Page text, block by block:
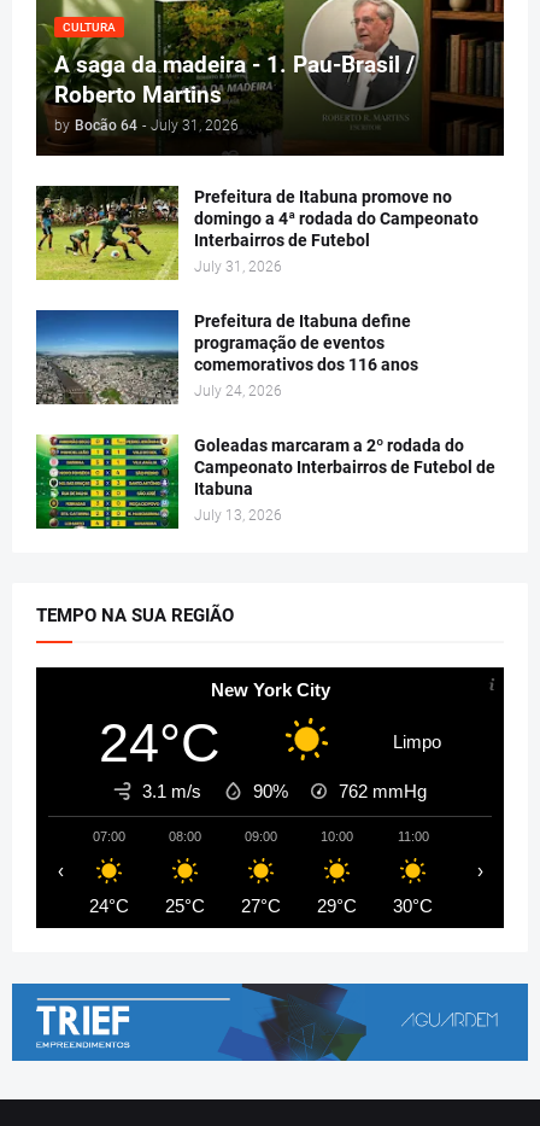
CULTURA
A saga da madeira - 1. Pau-Brasil /
Roberto Martins
by Bocão 64 - July 31, 2026
Prefeitura de Itabuna promove no
domingo a 4ª rodada do Campeonato
Interbairros de Futebol
July 31, 2026
Prefeitura de Itabuna define
programação de eventos
comemorativos dos 116 anos
July 24, 2026
Goleadas marcaram a 2º rodada do
Campeonato Interbairros de Futebol de
Itabuna
July 13, 2026
TEMPO NA SUA REGIÃO
New York City
24°C Limpo
3.1 m/s 90% 762 mmHg
07:00
24°C
08:00
25°C
09:00
27°C
10:00
29°C
11:00
30°C
‹ ›